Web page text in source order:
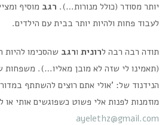
יותר מסודר (כולל מנורות…). רגב מוסיף
לעבוד פחות ולהיות יותר בבית עם הילדים.
תודה רבה רבה לרונית ורגב שהסכימו להיות
(תאמינו לי שזה לא מובן מאליו…). משפחות
הנידנוד של: 'אולי אתם רוצים להשתתף
מוזמנות לפנות אלי פשוט כשפוגשים אותי או
ayelethz@gmail.com